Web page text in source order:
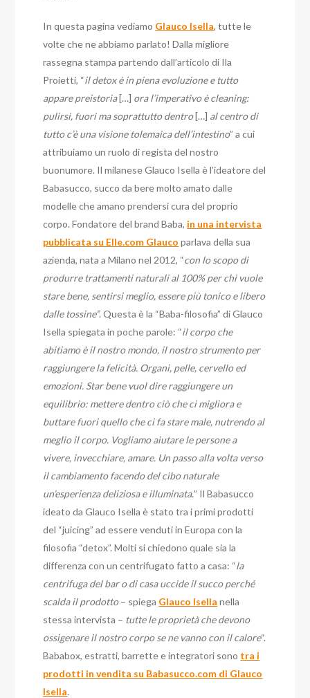
In questa pagina vediamo Glauco Isella, tutte le
volte che ne abbiamo parlato! Dalla migliore
rassegna stampa partendo dall’articolo di Ila
Proietti, “il detox è in piena evoluzione e tutto
appare preistoria[…] ora l’imperativo è cleaning:
pulirsi, fuori ma soprattutto dentro[…] al centro di
tutto c’è una visione tolemaica dell’intestino” a cui
attribuiamo un ruolo di regista del nostro
buonumore. Il milanese Glauco Isella è l’ideatore del
Babasucco, succo da bere molto amato dalle
modelle che amano prendersi cura del proprio
corpo. Fondatore del brand Baba, in una intervista
pubblicata su Elle.com Glauco parlava della sua
azienda, nata a Milano nel 2012, “con lo scopo di
produrre trattamenti naturali al 100% per chi vuole
stare bene, sentirsi meglio, essere più tonico e libero
dalle tossine”. Questa è la “Baba-filosofia” di Glauco
Isella spiegata in poche parole: “il corpo che
abitiamo è il nostro mondo, il nostro strumento per
raggiungere la felicità. Organi, pelle, cervello ed
emozioni. Star bene vuol dire raggiungere un
equilibrio: mettere dentro ciò che ci migliora e
buttare fuori quello che ci fa stare male, nutrendo al
meglio il corpo. Vogliamo aiutare le persone a
vivere, invecchiare, amare. Un passo alla volta verso
il cambiamento facendo del cibo naturale
un’esperienza deliziosa e illuminata.” Il Babasucco
ideato da Glauco Isella è stato tra i primi prodotti
del “juicing” ad essere venduti in Europa con la
filosofia “detox”. Molti si chiedono quale sia la
differenza con un centrifugato fatto a casa: “la
centrifuga del bar o di casa uccide il succo perché
scalda il prodotto– spiega Glauco Isella nella
stessa intervista – tutte le proprietà che devono
ossigenare il nostro corpo se ne vanno con il calore“.
Bababox, estratti, barrette e integratori sono tra i
prodotti in vendita su Babasucco.com di Glauco
Isella.